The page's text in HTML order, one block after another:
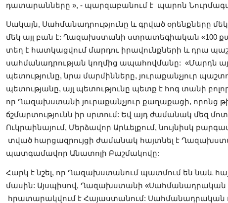
դատարանները », - պարզաբանում է պարոն
Սակայն, Սահմանադրությունը և գրված օրենքները
մեկ այլ բան է: Ղազախստանի ստրատեգիական «100
տեղ է հատկացվում մարդու իրավունքների և դրա
սահմանադրության կողմից ապահովմանը: «Մարդն
պետությունը, նրա մարմինները, յուրաքանչյուր
պետությանը, այլ պետությունը պետք է հոգ տանի
որ Ղազախստանի յուրաքանչյուր քաղաքացի, որոնց
ճշմարտությունն իր սրտում: Եվ այդ ժամանակ մեզ մոտ
Ուկրաինայում, Մերձավոր Արևելքում, նույնիսկ
տված հարցազրույցի ժամանակ հայտնել է
պատգամավոր Անատոլի Բաշմակովը:
Հարկ է նշել, որ Ղազախստանում պատմում են նաև
մասին: Այսպիսով, Ղազախստանի «Սահմանադրական
հրատարակվում է Հայաստանում: Սահմանադրական